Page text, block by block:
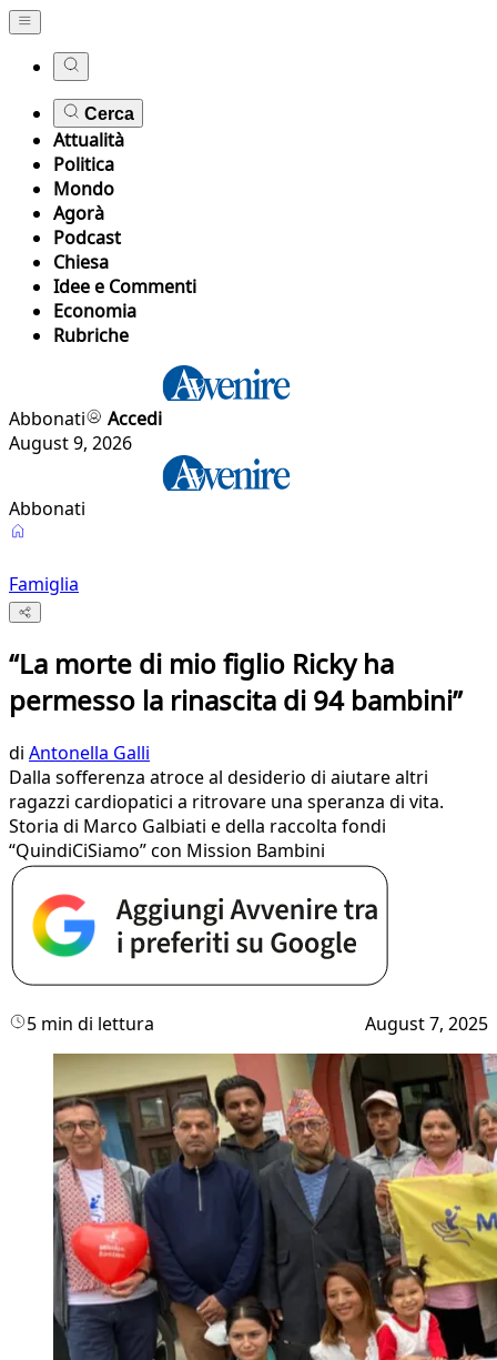
Cerca
Attualità
Politica
Mondo
Agorà
Podcast
Chiesa
Idee e Commenti
Economia
Rubriche
Abbonati
Accedi
August 9, 2026
Abbonati
Famiglia
“La morte di mio figlio Ricky ha
permesso la rinascita di 94 bambini”
di Antonella Galli
Dalla sofferenza atroce al desiderio di aiutare altri
ragazzi cardiopatici a ritrovare una speranza di vita.
Storia di Marco Galbiati e della raccolta fondi
“QuindiCiSiamo” con Mission Bambini
5 min di lettura August 7, 2025